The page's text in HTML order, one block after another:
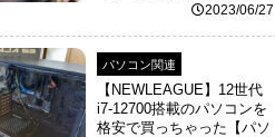
2023/06/27
パソコン関連
【NEWLEAGUE】12世代
i7-12700搭載のパソコンを
格安で買っちゃった【パソ